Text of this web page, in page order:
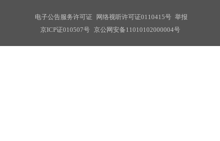
电子公告服务许可证 网络视听许可证0110415号 举报
京ICP证010507号 京公网安备11010102000004号